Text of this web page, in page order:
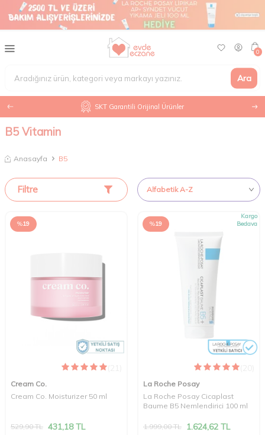
Ara
0
SKT Garantili Orijinal Ürünler
B5 Vitamin
Anasayfa B5
Filtre
%19
Cream Co.
Cream Co. Moisturizer 50 ml
529,90TL 431,18TL
%19
Kargo
Bedava
La Roche Posay
La Roche Posay Cicaplast
Baume B5 Nemlendirici 100 ml
1.999,00TL 1.624,62 TL